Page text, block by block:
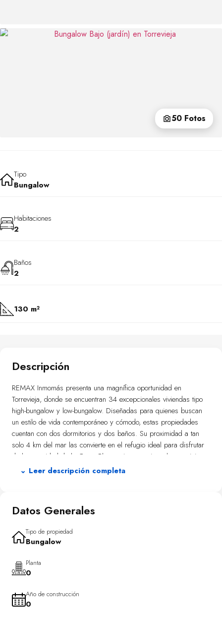
50 Fotos
Tipo
Bungalow
Habitaciones
2
Baños
2
130 m²
Descripción
REMAX Inmomás presenta una magnífica oportunidad en
Torrevieja, donde se encuentran 34 excepcionales viviendas tipo
high-bungalow y low-bungalow. Diseñadas para quienes buscan
un estilo de vida contemporáneo y cómodo, estas propiedades
cuentan con dos dormitorios y dos baños. Su proximidad a tan
solo 4 km del mar las convierte en el refugio ideal para disfrutar
de la serenidad de la Costa Blanca sin renunciar a los servicios
locales. Perfectas tanto para familias como para parejas que
el clima mediterráneo característico de la región. Cada vivienda
bajo las estrellas. Las propiedades tipo high-bungalow además
ofrecen un solárium exclusivo, ideal para quienes aman tomar el
embellecen el entorno, proporcionando espacios verdes donde los
residentes pueden relajarse y disfrutar de apacibles caminatas
junto al mar, situado a solo 4 km.
El interior de estas residencias está cuidadosamente diseñado con
⌄ Leer descripción completa
Datos Generales
Tipo de propiedad
Bungalow
Planta
0
Año de construcción
0